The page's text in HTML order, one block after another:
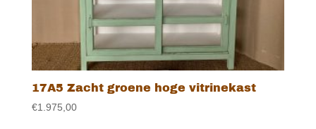
17A5 Zacht groene hoge vitrinekast
€1.975,00